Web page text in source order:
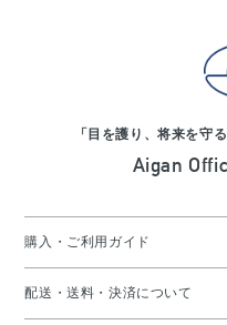
「目を護り、将来を守
Aigan
購入・ご利用ガイド
配送・送料・決済について